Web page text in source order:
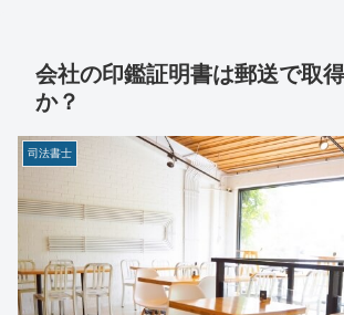
会社の印鑑証明書は郵送で取
か？
司法書士